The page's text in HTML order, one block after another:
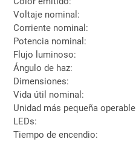
Voltaje nominal:
Corriente nominal:
Potencia nominal:
Flujo luminoso:
Ángulo de haz:
Dimensiones:
Vida útil nominal:
Unidad más pequeña
LEDs:
Tiempo de encendio: